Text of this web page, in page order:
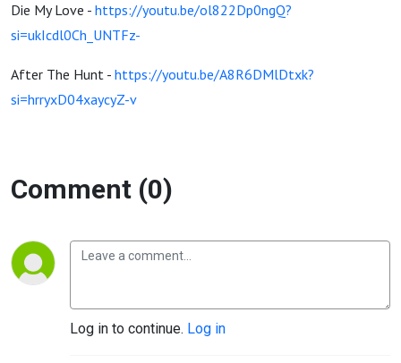
Die My Love - https://youtu.be/ol822Dp0ngQ?
si=ukIcdl0Ch_UNTFz-
After The Hunt - https://youtu.be/A8R6DMlDtxk?
si=hrryxD04xaycyZ-v
Comment (0)
Log in to continue. Log in